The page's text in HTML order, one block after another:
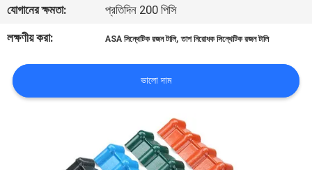
করুন
BLOG
উদ্ধৃতির
যোগানের ক্ষমতা:
প্রতিদিন 200 পিসি
লক্ষণীয় করা:
ASA সিন্থেটিক রজন টালি,তাপ নিরোধক সিন্থেটিক রজন টালি
ভালো দাম